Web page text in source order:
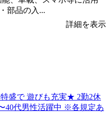
部品の入...
詳細を表示